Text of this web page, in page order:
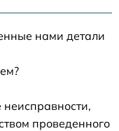
нами детали
проведенного